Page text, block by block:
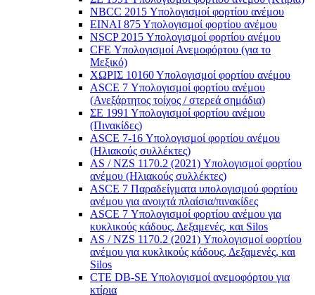
NBCC 2015 Υπολογισμοί φορτίου ανέμου
ΕΙΝΑΙ 875 Υπολογισμοί φορτίου ανέμου
NSCP 2015 Υπολογισμοί φορτίου ανέμου
CFE Υπολογισμοί Ανεμοφόρτου (για το
Μεξικό)
ΧΩΡΙΣ 10160 Υπολογισμοί φορτίου ανέμου
ASCE 7 Υπολογισμοί φορτίου ανέμου
(Ανεξάρτητος τοίχος / στερεά σημάδια)
ΣΕ 1991 Υπολογισμοί φορτίου ανέμου
(Πινακίδες)
ASCE 7-16 Υπολογισμοί φορτίου ανέμου
(Ηλιακούς συλλέκτες)
AS / NZS 1170.2 (2021) Υπολογισμοί φορτίου
ανέμου (Ηλιακούς συλλέκτες)
ASCE 7 Παραδείγματα υπολογισμού φορτίου
ανέμου για ανοιχτά πλαίσια/πινακίδες
ASCE 7 Υπολογισμοί φορτίου ανέμου για
κυκλικούς κάδους, Δεξαμενές, και Silos
AS / NZS 1170.2 (2021) Υπολογισμοί φορτίου
ανέμου για κυκλικούς κάδους, Δεξαμενές, και
Silos
CTE DB-SE Υπολογισμοί ανεμοφόρτου για
κτίρια